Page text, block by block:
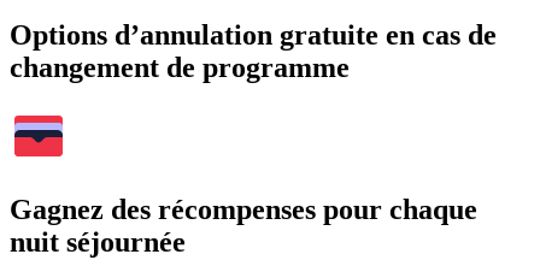
Options d’annulation gratuite en cas de
changement de programme
Gagnez des récompenses pour chaque
nuit séjournée